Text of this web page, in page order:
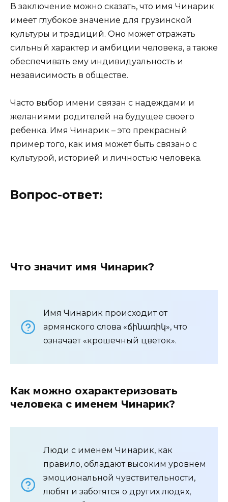
В заключение можно сказать, что имя Чинарик
имеет глубокое значение для грузинской
культуры и традиций. Оно может отражать
сильный характер и амбиции человека, а также
обеспечивать ему индивидуальность и
независимость в обществе.
Часто выбор имени связан с надеждами и
желаниями родителей на будущее своего
ребенка. Имя Чинарик – это прекрасный
пример того, как имя может быть связано с
культурой, историей и личностью человека.
Вопрос-ответ:
Что значит имя Чинарик?
Имя Чинарик происходит от
армянского слова «ճինառիկ», что
означает «крошечный цветок».
Как можно охарактеризовать
человека с именем Чинарик?
Люди с именем Чинарик, как
правило, обладают высоким уровнем
эмоциональной чувствительности,
любят и заботятся о других людях,